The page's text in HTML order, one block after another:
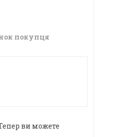
покупця
ви можете